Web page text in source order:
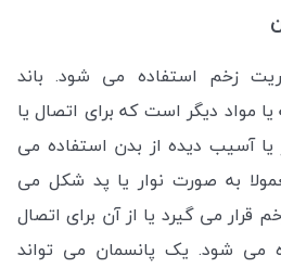
زخم استفاده می شود. باند
مواد دیگر است که برای اتصال یا
آسیب دیده از بدن استفاده می
به صورت نوار یا پد شکل می
قرار می گیرد یا از آن برای اتصال
می شود. یک پانسمان می تواند